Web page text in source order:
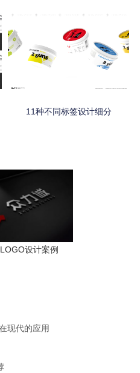
11种不同标签设计细分
LOGO设计案例
现代的应用